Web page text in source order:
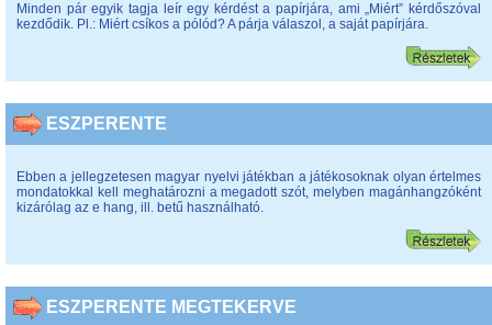
Minden pár egyik tagja leír egy kérdést a papírjára, ami „Miért” kérdőszóval
kezdődik. Pl.: Miért csíkos a pólód? A párja válaszol, a saját papírjára.
ESZPERENTE
Ebben a jellegzetesen magyar nyelvi játékban a játékosoknak olyan értelmes
mondatokkal kell meghatározni a megadott szót, melyben magánhangzóként
kizárólag az e hang, ill. betű használható.
ESZPERENTE MEGTEKERVE